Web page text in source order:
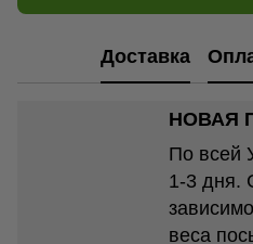
Доставка
НОВАЯ
По всей
1-3 дня.
веса